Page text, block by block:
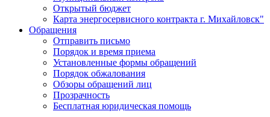
Открытый бюджет
Карта энергосервисного контракта г. Михайловск"
Обращения
Отправить письмо
Порядок и время приема
Установленные формы обращений
Порядок обжалования
Обзоры обращений лиц
Прозрачность
Бесплатная юридическая помощь